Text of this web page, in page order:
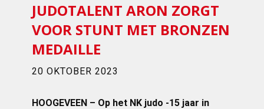
JUDOTALENT ARON ZORGT
VOOR STUNT MET BRONZEN
MEDAILLE
20 OKTOBER 2023
HOOGEVEEN – Op het NK judo -15 jaar in